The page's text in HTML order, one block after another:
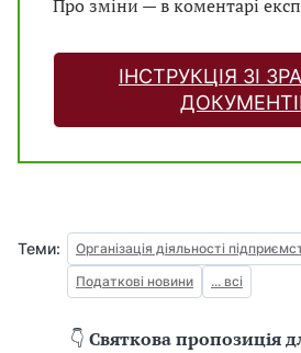
Про зміни — в коментарі
ІНСТРУКЦІЯ ЗІ
Теми: Організація діяльності
Податкові новини
... всі
👇 Святкова пропозиція